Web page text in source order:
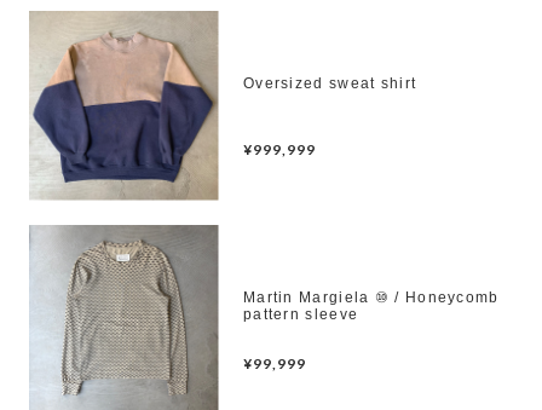
Oversized sweat shirt
¥999,999
Martin Margiela ⑩ / Honeycomb
pattern sleeve
¥99,999